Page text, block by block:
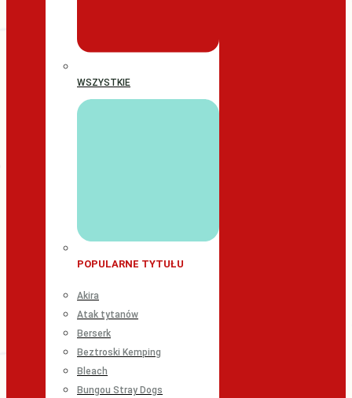
WSZYSTKIE
POPULARNE TYTUŁU
Akira
Atak tytanów
Berserk
Beztroski Kemping
Bleach
Bungou Stray Dogs